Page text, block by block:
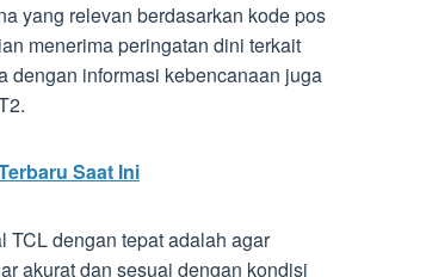
yang relevan berdasarkan kode pos
menerima peringatan dini terkait
dengan informasi kebencanaan juga
Saat Ini
TCL dengan tepat adalah agar
akurat dan sesuai dengan kondisi